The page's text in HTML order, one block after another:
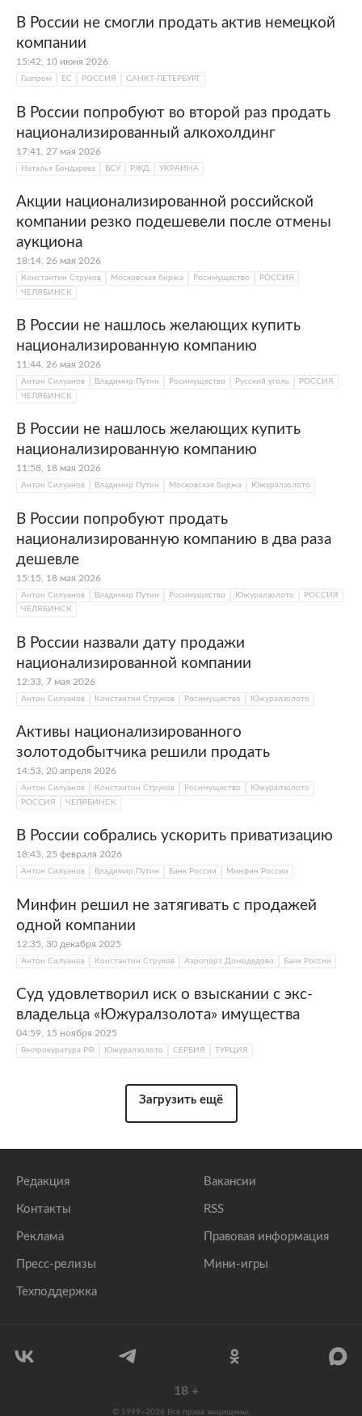
В России не смогли продать актив немецкой
компании
15:42, 10 июня 2026
Газпром ЕС РОССИЯ САНКТ-ПЕТЕРБУРГ
В России попробуют во второй раз продать
национализированный алкохолдинг
17:41, 27 мая 2026
Наталья Бондарева ВСУ РЖД УКРАИНА
Акции национализированной российской
компании резко подешевели после отмены
аукциона
18:14, 26 мая 2026
Константин Струков Московская биржа Росимущество
РОССИЯ
ЧЕЛЯБИНСК
В России не нашлось желающих купить
национализированную компанию
11:44, 26 мая 2026
Антон Силуанов Владимир Путин Росимущество Русский уголь
РОССИЯ
ЧЕЛЯБИНСК
В России не нашлось желающих купить
национализированную компанию
11:58, 18 мая 2026
Антон Силуанов Владимир Путин Московская биржа Южуралзолото
В России попробуют продать
национализированную компанию в два раза
дешевле
15:15, 18 мая 2026
Антон Силуанов Владимир Путин Росимущество Южуралзолото
РОССИЯ
ЧЕЛЯБИНСК
В России назвали дату продажи
национализированной компании
12:33, 7 мая 2026
Антон Силуанов Константин Струков Росимущество Южуралзолото
Активы национализированного
золотодобытчика решили продать
14:53, 20 апреля 2026
Антон Силуанов Константин Струков Росимущество
Южуралзолото
РОССИЯ
ЧЕЛЯБИНСК
В России собрались ускорить приватизацию
18:43, 25 февраля 2026
Антон Силуанов Владимир Путин Банк России Минфин России
Минфин решил не затягивать с продажей
одной компании
12:35, 30 декабря 2025
Антон Силуанов Константин Струков Аэропорт Домодедово Банк России
Суд удовлетворил иск о взыскании с экс-
владельца «Южуралзолота» имущества
04:59, 15 ноября 2025
Генпрокуратура РФ Южуралзолото СЕРБИЯ ТУРЦИЯ
Загрузить ещё
Редакция
Контакты
Реклама
Пресс-релизы
Техподдержка
Вакансии
RSS
Правовая информация
Мини-игры
18 +
© 1999–2026 Все права защищены.